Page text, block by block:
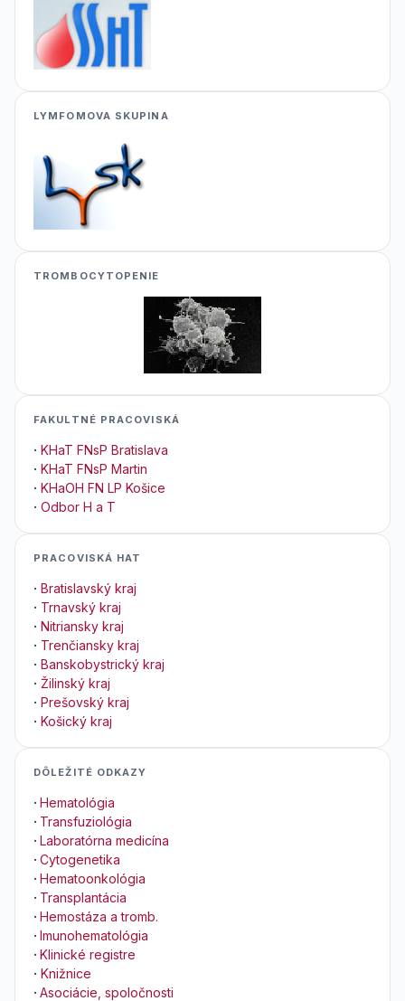
LYMFOMOVA SKUPINA
TROMBOCYTOPENIE
FAKULTNÉ PRACOVISKÁ
· KHaT FNsP Bratislava
· KHaT FNsP Martin
· KHaOH FN LP Košice
· Odbor H a T
PRACOVISKÁ HAT
· Bratislavský kraj
· Trnavský kraj
· Nitriansky kraj
· Trenčiansky kraj
· Banskobystrický kraj
· Žilinský kraj
· Prešovský kraj
· Košický kraj
DÔLEŽITÉ ODKAZY
· Hematológia
· Transfuziológia
· Laboratórna medicína
· Cytogenetika
· Hematoonkológia
· Transplantácia
· Hemostáza a tromb.
· Imunohematológia
· Klinické registre
· Knižnice
· Asociácie, spoločnosti